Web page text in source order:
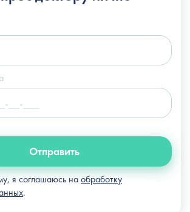
Отправить
я соглашаюсь наобработку
.